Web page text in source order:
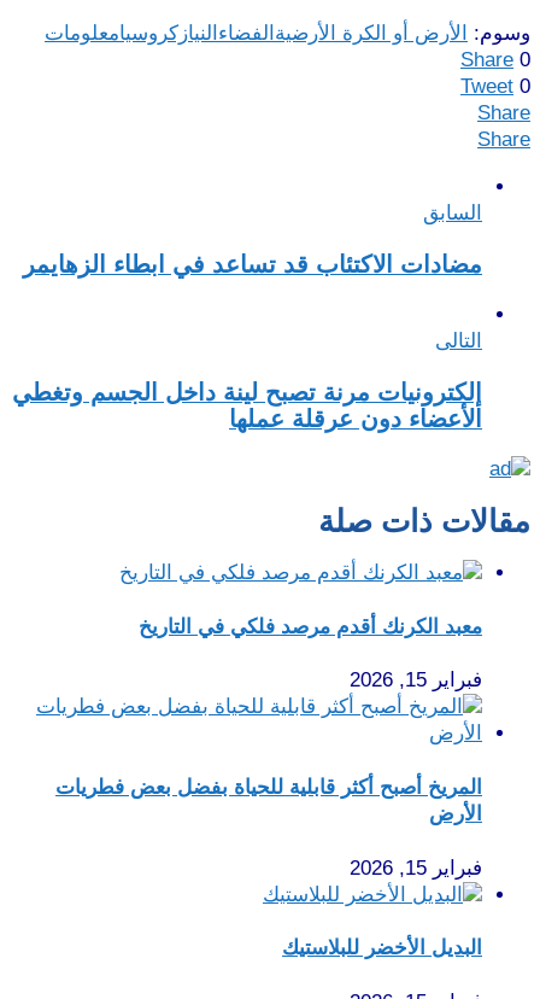
وسوم: الأرض أو الكرة الأرضية الفضاء النيازكروسيامعلومات
Share 0
Tweet 0
Share
Share
السابق
مضادات الاكتئاب قد تساعد في ابطاء الزهايمر
التالى
إلكترونيات مرنة تصبح لينة داخل الجسم وتغطي
الأعضاء دون عرقلة عملها
مقالات ذات صلة
معبد الكرنك أقدم مرصد فلكي في التاريخ
فبراير 15, 2026
المريخ أصبح أكثر قابلية للحياة بفضل بعض فطريات
الأرض
فبراير 15, 2026
البديل الأخضر للبلاستيك